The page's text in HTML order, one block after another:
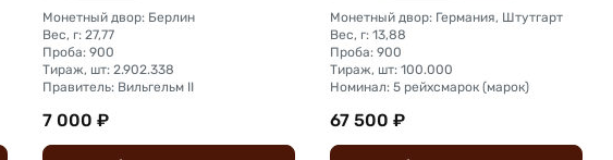
Монетный двор: Берлин
Вес, г: 27,77
Проба: 900
Тираж, шт: 2.902.338
Правитель: Вильгельм II
7 000 ₽
Монетный двор: Германия, Штутгарт
Вес, г: 13,88
Проба: 900
Тираж, шт: 100.000
Номинал: 5 рейхсмарок (марок)
67 500 ₽